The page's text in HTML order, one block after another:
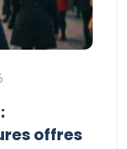
offres